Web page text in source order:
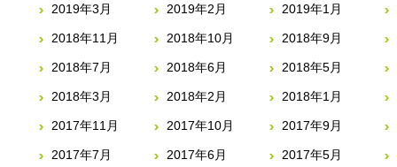
2019年3月 2019年2月 2019年1月
2018年11月 2018年10月 2018年9月
2018年7月 2018年6月 2018年5月
2018年3月 2018年2月 2018年1月
2017年11月 2017年10月 2017年9月
2017年7月 2017年6月 2017年5月